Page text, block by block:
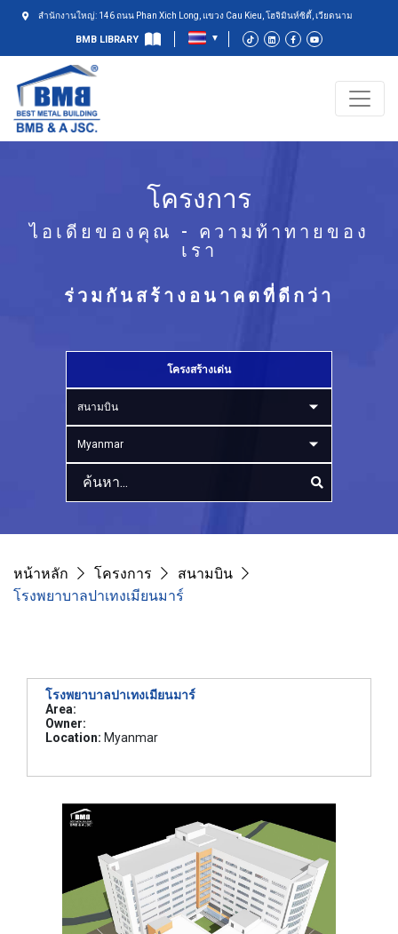
สำนักงานใหญ่: 146 ถนน Phan Xich Long, แขวง Cau Kieu, โฮจิมินห์ซิตี้, เวียดนาม
BMB LIBRARY
โครงการ
ไอเดียของคุณ - ความท้าทายของ
เรา
ร่วมกันสร้างอนาคตที่ดีกว่า
โครงสร้างเด่น
สนามบิน
Myanmar
หน้าหลัก โครงการ
สนามบิน
โรงพยาบาลปาเทงเมียนมาร์
โรงพยาบาลปาเทงเมียนมาร์
Area:
Owner:
Location: Myanmar